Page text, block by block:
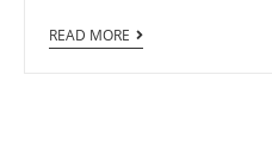
READ MORE